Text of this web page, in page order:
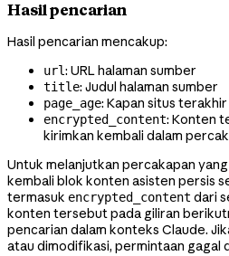
Hasil pencarian
Hasil pencarian mencakup:
url: URL halaman sumber
title: Judul halaman sumber
page_age: Kapan situs
encrypted_content: Konten
kirimkan kembali dalam
Untuk melanjutkan percakapan
kembali blok konten asisten persis
termasuk encrypted_content dari
konten tersebut pada giliran
pencarian dalam konteks Claude.
atau dimodifikasi, permintaan gagal